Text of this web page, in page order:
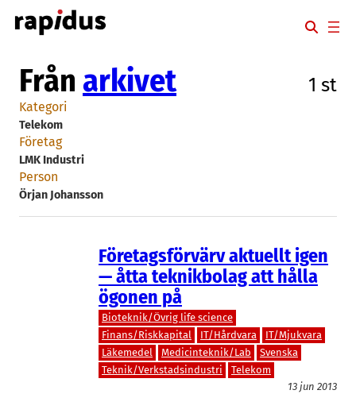
Hoppa
till
Från arkivet 1 st
Kategori
Telekom
Företag
LMK Industri
Person
Örjan Johansson
Företagsförvärv aktuellt igen
— åtta teknikbolag att hålla
ögonen på
Bioteknik/Övrig life science
Finans/Riskkapital
IT/Hårdvara
IT/Mjukvara
Läkemedel
Medicinteknik/Lab
Svenska
Teknik/Verkstadsindustri
Telekom
13 jun 2013